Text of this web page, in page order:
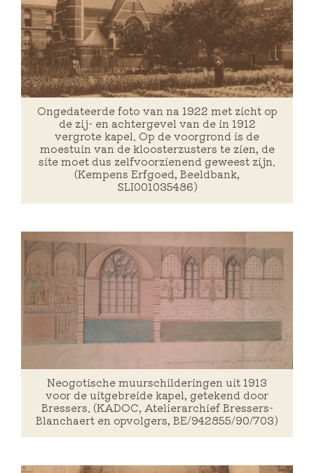
Ongedateerde foto van na 1922 met zicht op
de zij- en achtergevel van de in 1912
vergrote kapel. Op de voorgrond is de
moestuin van de kloosterzusters te zien, de
site moet dus zelfvoorzienend geweest zijn.
(Kempens Erfgoed, Beeldbank,
SLI001035486)
Neogotische muurschilderingen uit 1913
voor de uitgebreide kapel, getekend door
Bressers. (KADOC, Atelierarchief Bressers-
Blanchaert en opvolgers, BE/942855/90/703)